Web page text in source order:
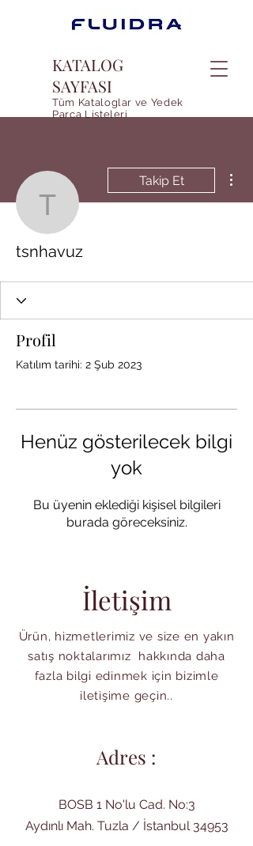
KATALOG
SAYFASI
Tüm Kataloglar ve Yedek
Parca Listeleri
tsnhavuz
Takip Et
tsnhavuz
Profil
Katılım tarihi: 2 Şub 2023
Henüz gösterilecek bilgi
yok
Bu üyenin eklediği kişisel bilgileri
burada göreceksiniz.
İletişim
Ürün, hizmetlerimiz ve size en yakın
satış noktalarımız hakkında daha
fazla bilgi edinmek için bizimle
iletişime geçin..
Adres :
BOSB 1 No'lu Cad. No:3
Aydınlı Mah. Tuzla / İstanbul 34953